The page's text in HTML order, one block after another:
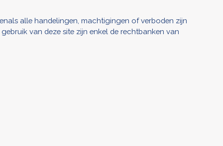
alle handelingen, machtigingen of verboden zijn
van deze site zijn enkel de rechtbanken van